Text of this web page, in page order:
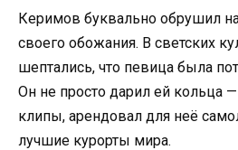
Керимов буквально обрушил
своего обожания. В светских
шептались, что певица была
Он не просто дарил ей кольца
клипы, арендовал для неё
лучшие курорты мира.